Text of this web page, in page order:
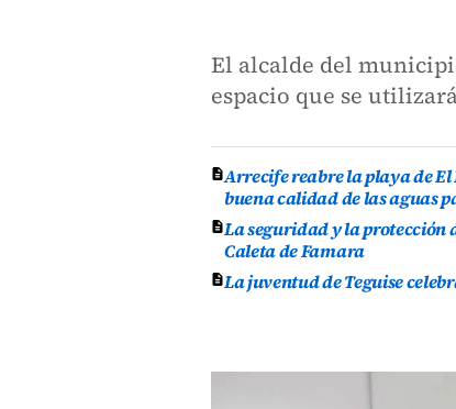
El alcalde del
espacio que se
Arrecife reabre la playa de
buena calidad de las aguas
La seguridad y la protección
Caleta de Famara
La juventud de Teguise